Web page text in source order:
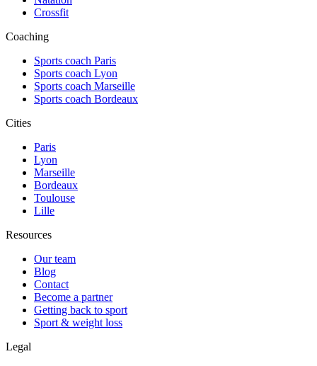
Crossfit
Coaching
Sports coach Paris
Sports coach Lyon
Sports coach Marseille
Sports coach Bordeaux
Cities
Paris
Lyon
Marseille
Bordeaux
Toulouse
Lille
Resources
Our team
Blog
Contact
Become a partner
Getting back to sport
Sport & weight loss
Legal